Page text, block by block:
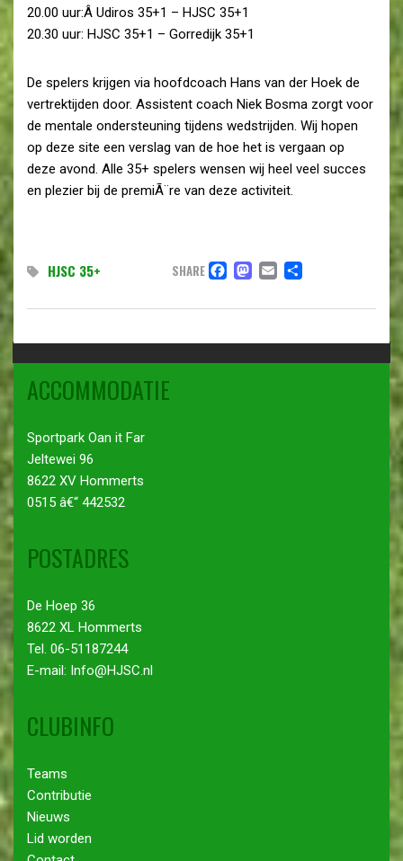
20.00 uur:Â Udiros 35+1 – HJSC 35+1
20.30 uur: HJSC 35+1 – Gorredijk 35+1
De spelers krijgen via hoofdcoach Hans van der Hoek de
vertrektijden door. Assistent coach Niek Bosma zorgt voor
de mentale ondersteuning tijdens wedstrijden. Wij hopen
op deze site een verslag van de hoe het is vergaan op
deze avond. Alle 35+ spelers wensen wij heel veel succes
en plezier bij de premiÃ¨re van deze activiteit.
HJSC 35+ SHARE FACEBOOK
MASTODON
EMAILDELEN
ACCOMMODATIE
Sportpark Oan it Far
Jeltewei 96
8622 XV Hommerts
0515 â€“ 442532
POSTADRES
De Hoep 36
8622 XL Hommerts
Tel. 06-51187244
E-mail: Info@HJSC.nl
CLUBINFO
Teams
Contributie
Nieuws
Lid worden